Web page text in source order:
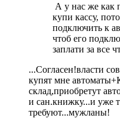
А у нас же как
купи кассу,
подключить к
чтоб его
заплати за все
...Согласен!власти
купят мне
склад,приобретут
и сан.книжку...и уже
требуют...мужланы!